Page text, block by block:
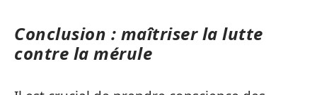
Conclusion : maîtriser la lutte
contre la mérule